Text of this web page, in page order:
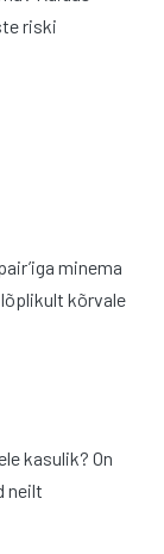
riski
minema
kõrvale
kasulik? On
neilt